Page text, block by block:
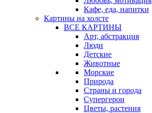
Кафе, еда, напитки
Картины на холсте
ВСЕ КАРТИНЫ
Арт, абстракция
Люди
Детские
Животные
Морские
Природа
Страны и города
Супергерои
Цветы, растения